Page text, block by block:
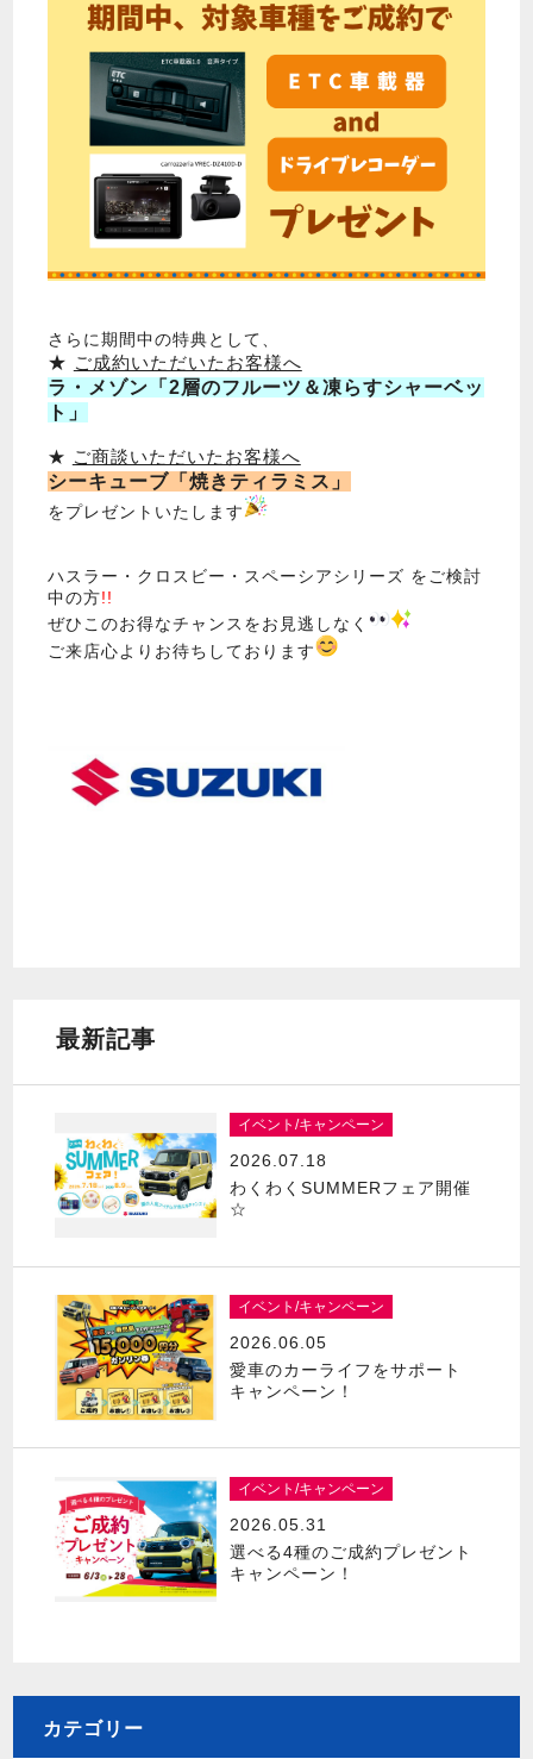
さらに期間中の特典として、
★ ご成約いただいたお客様へ
ラ・メゾン「2層のフルーツ＆凍らすシャーベッ
ト」
★ ご商談いただいたお客様へ
シーキューブ「焼きティラミス」
をプレゼントいたします
ハスラー・クロスビー・スペーシアシリーズ をご検討
中の方!!
ぜひこのお得なチャンスをお見逃しなく
ご来店心よりお待ちしております
最新記事
イベント/キャンペーン
2026.07.18
わくわくSUMMERフェア開催
☆
イベント/キャンペーン
2026.06.05
愛車のカーライフをサポート
キャンペーン！
イベント/キャンペーン
2026.05.31
選べる4種のご成約プレゼント
キャンペーン！
カテゴリー